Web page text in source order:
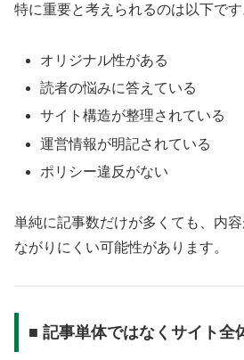
特に重要と考えられるのは以下です
オリジナル性がある
読者の悩みに答えている
サイト構造が整理されている
運営情報が明記されている
ポリシー違反がない
単純に記事数だけが多くても、内
ながりにくい可能性があります。
■ 記事単体ではなくサイト全